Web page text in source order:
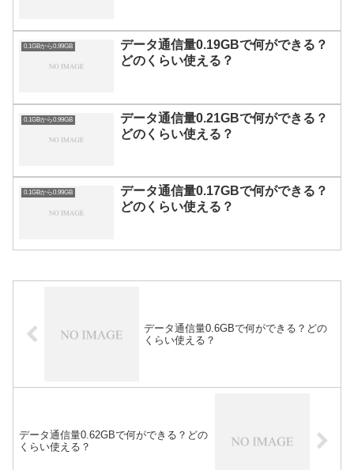
0.1GBから0.99GB
データ通信量0.19GBで何ができる？
どのくらい使える？
0.1GBから0.99GB
データ通信量0.21GBで何ができる？
どのくらい使える？
0.1GBから0.99GB
データ通信量0.17GBで何ができる？
どのくらい使える？
データ通信量0.6GBで何ができる？どの
くらい使える？
データ通信量0.62GBで何ができる？どの
くらい使える？